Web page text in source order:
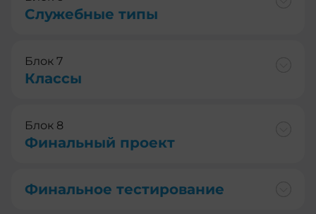
Служебные типы
Блок 7
Классы
Блок 8
Финальный проект
Финальное тестирование